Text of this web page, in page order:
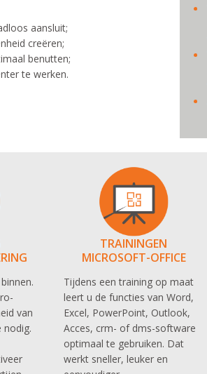
aansluit;
creëren;
benutten;
te werken.
van
nodig.
TRAININGEN
MICROSOFT-OFFICE
Tijdens een training op maat
leert u de functies van Word,
Excel, PowerPoint, Outlook,
Acces, crm- of dms-software
optimaal te gebruiken. Dat
werkt sneller, leuker en